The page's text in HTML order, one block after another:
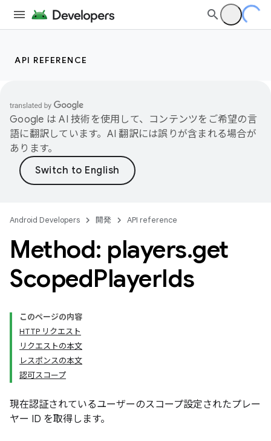
API REFERENCE
Google は AI 技術を使用して、コンテンツをご希望の言
語に翻訳しています。AI 翻訳には誤りが含まれる場合が
あります。
Android Developers 開発 API reference
Method: players.get
ScopedPlayerIds
このページの内容
HTTP リクエスト
リクエストの本文
レスポンスの本文
認可スコープ
現在認証されているユーザーのスコープ設定されたプレー
ヤー ID を取得します。